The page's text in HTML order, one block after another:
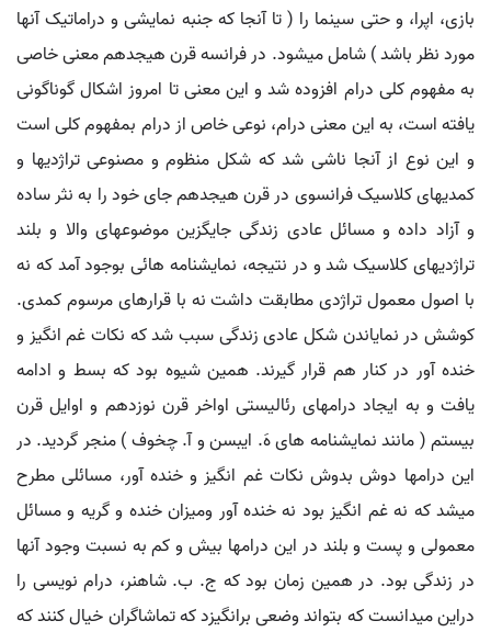
بازی، اپرا، و حتی سینما را ( تا آنجا که جنبه نمایشی و دراماتیک آنها
مورد نظر باشد ) شامل میشود. در فرانسه قرن هیجدهم معنی خاصی
به مفهوم کلی درام افزوده شد و این معنی تا امروز اشکال گوناگونی
یافته است، به این معنی درام، نوعی خاص از درام بمفهوم کلی است
و این نوع از آنجا ناشی شد که شکل منظوم و مصنوعی تراژدیها و
کمدیهای کلاسیک فرانسوی در قرن هیجدهم جای خود را به نثر ساده
و آزاد داده و مسائل عادی زندگی جایگزین موضوعهای والا و بلند
تراژدیهای کلاسیک شد و در نتیجه، نمایشنامه هائی بوجود آمد که نه
با اصول معمول تراژدی مطابقت داشت نه با قرارهای مرسوم کمدی.
کوشش در نمایاندن شکل عادی زندگی سبب شد که نکات غم انگیز و
خنده آور در کنار هم قرار گیرند. همین شیوه بود که بسط و ادامه
یافت و به ایجاد درامهای رئالیستی اواخر قرن نوزدهم و اوایل قرن
بیستم ( مانند نمایشنامه های هَ. ایبسن و آ. چخوف ) منجر گردید. در
این درامها دوش بدوش نکات غم انگیز و خنده آور، مسائلی مطرح
میشد که نه غم انگیز بود نه خنده آور ومیزان خنده و گریه و مسائل
معمولی و پست و بلند در این درامها بیش و کم به نسبت وجود آنها
در زندگی بود. در همین زمان بود که ج. ب. شاهنر، درام نویسی را
دراین میدانست که بتواند وضعی برانگیزد که تماشاگران خیال کنند که